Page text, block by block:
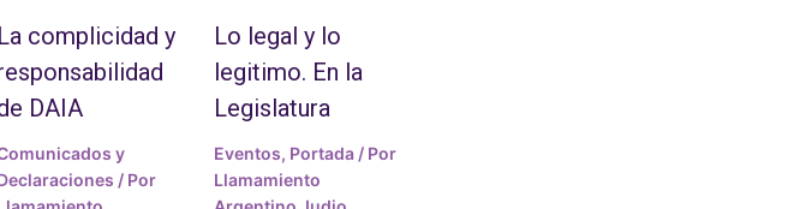
La complicidad y
DAIA
y
/ Por
Lo legal y lo
legitimo. En la
Legislatura
Eventos, Portada/ Por
Llamamiento